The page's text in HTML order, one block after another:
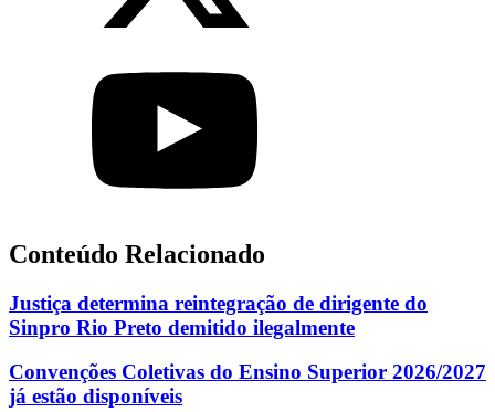
Conteúdo Relacionado
Justiça determina reintegração de dirigente do
Sinpro Rio Preto demitido ilegalmente
Convenções Coletivas do Ensino Superior 2026/2027
já estão disponíveis